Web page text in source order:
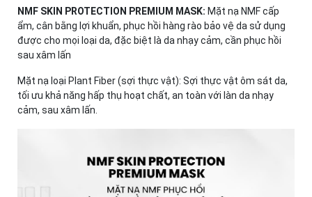
NMF SKIN PROTECTION PREMIUM MASK: Mặt nạ NMF cấp
ẩm, cân bằng lợi khuẩn, phục hồi hàng rào bảo vệ da sử dụng
được cho mọi loại da, đặc biệt là da nhạy cảm, cần phục hồi
sau xâm lấn
Mặt nạ loại Plant Fiber (sợi thực vật): Sợi thực vật ôm sát da,
tối ưu khả năng hấp thụ hoạt chất, an toàn với làn da nhạy
cảm, sau xâm lấn.